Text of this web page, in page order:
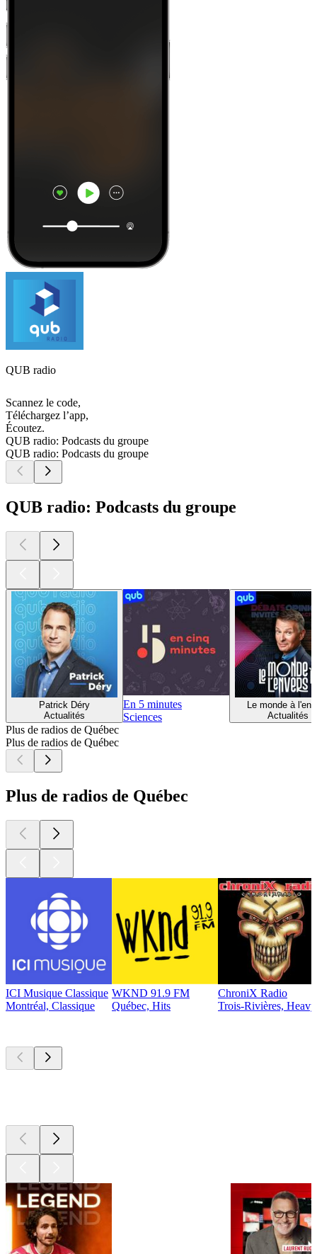
QUB radio
Scannez le code,
Téléchargez l’app,
Écoutez.
QUB radio: Podcasts du groupe
QUB radio: Podcasts du groupe
QUB radio: Podcasts du groupe
Patrick Déry
Actualités
En 5 minutes
Sciences
Le monde à
Actualités
Plus de radios de Québec
Plus de radios de Québec
Plus de radios de Québec
ICI Musique Classique
Montréal, Classique
WKND 91.9 FM
Québec, Hits
ChroniX Radio
Trois-Rivières,